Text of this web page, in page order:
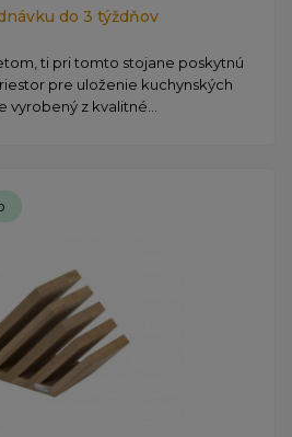
do 3 týždňov
ti pri tomto stojane poskytnú
pre uloženie kuchynských
vyrobený z kvalitné...